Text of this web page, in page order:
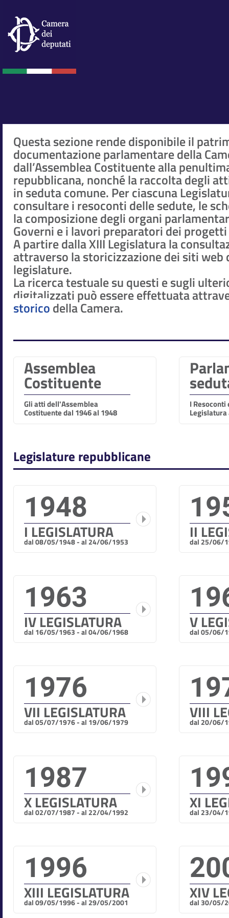
Questa sezione rende disponibile il
documentazione parlamentare della
dall’Assemblea Costituente alla
repubblicana, nonché la raccolta degli
in seduta comune. Per ciascuna
consultare i resoconti delle sedute, le
la composizione degli organi
Governi e i lavori preparatori dei
A partire dalla XIII Legislatura la
attraverso la storicizzazione dei siti web
legislature.
La ricerca testuale su questi e sugli
digitalizzati può essere effettuata
storicodella Camera.
Assemblea
Costituente
Gli atti dell'Assemblea
Costituente dal 1946 al 1948
I
Legislatura
Legislature repubblicane
1948
I LEGISLATURA
dal 08/05/1948 - al 24/06/1953 II
dal 25/06/
1963
IV LEGISLATURA
dal 16/05/1963 - al 04/06/1968 V
dal 05/06/
1976
VII LEGISLATURA
dal 05/07/1976 - al 19/06/1979 VIII
dal 20/06/
1987
X LEGISLATURA
dal 02/07/1987 - al 22/04/1992 XI
dal 23/04/
1996
XIII LEGISLATURA
dal 09/05/1996 - al 29/05/2001 XIV
dal 30/05/